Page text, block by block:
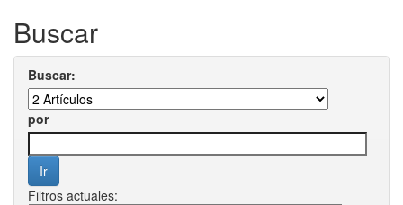
Buscar
Buscar:
por
Filtros actuales: